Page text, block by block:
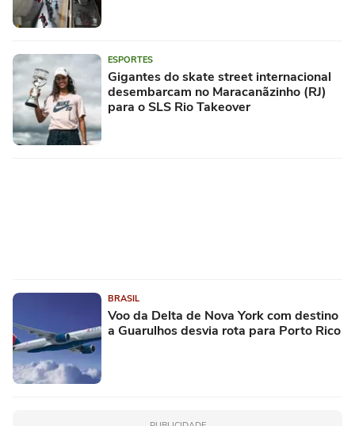
ESPORTES
Gigantes do skate street internacional
desembarcam no Maracanãzinho (RJ)
para o SLS Rio Takeover
BRASIL
Voo da Delta de Nova York com destino
a Guarulhos desvia rota para Porto Rico